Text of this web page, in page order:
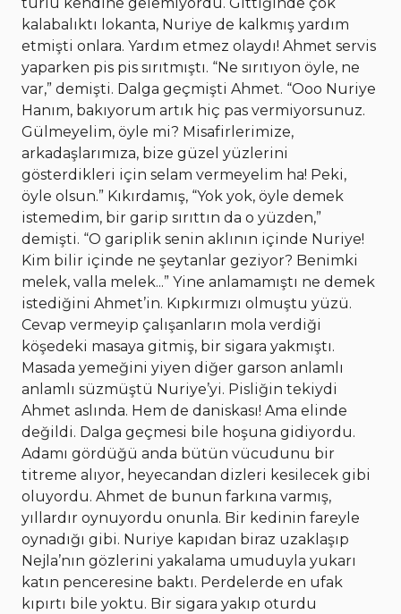
kalabalıktı lokanta, Nuriye de kalkmış yardım
etmişti onlara. Yardım etmez olaydı! Ahmet servis
yaparken pis pis sırıtmıştı. “Ne sırıtıyon öyle, ne
var,” demişti. Dalga geçmişti Ahmet. “Ooo Nuriye
Hanım, bakıyorum artık hiç pas vermiyorsunuz.
Gülmeyelim, öyle mi? Misafirlerimize,
arkadaşlarımıza, bize güzel yüzlerini
gösterdikleri için selam vermeyelim ha! Peki,
öyle olsun.” Kıkırdamış, “Yok yok, öyle demek
istemedim, bir garip sırıttın da o yüzden,”
demişti. “O gariplik senin aklının içinde Nuriye!
Kim bilir içinde ne şeytanlar geziyor? Benimki
melek, valla melek...” Yine anlamamıştı ne demek
istediğini Ahmet’in. Kıpkırmızı olmuştu yüzü.
Cevap vermeyip çalışanların mola verdiği
köşedeki masaya gitmiş, bir sigara yakmıştı.
Masada yemeğini yiyen diğer garson anlamlı
anlamlı süzmüştü Nuriye’yi. Pisliğin tekiydi
Ahmet aslında. Hem de daniskası! Ama elinde
değildi. Dalga geçmesi bile hoşuna gidiyordu.
Adamı gördüğü anda bütün vücudunu bir
titreme alıyor, heyecandan dizleri kesilecek gibi
oluyordu. Ahmet de bunun farkına varmış,
yıllardır oynuyordu onunla. Bir kedinin fareyle
oynadığı gibi. Nuriye kapıdan biraz uzaklaşıp
Nejla’nın gözlerini yakalama umuduyla yukarı
katın penceresine baktı. Perdelerde en ufak
kıpırtı bile yoktu. Bir sigara yakıp oturdu